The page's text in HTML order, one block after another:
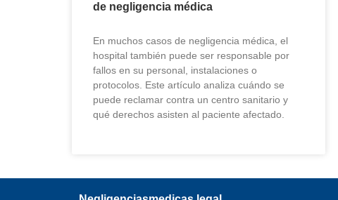
de negligencia médica
En muchos casos de negligencia médica, el
hospital también puede ser responsable por
fallos en su personal, instalaciones o
protocolos. Este artículo analiza cuándo se
puede reclamar contra un centro sanitario y
qué derechos asisten al paciente afectado.